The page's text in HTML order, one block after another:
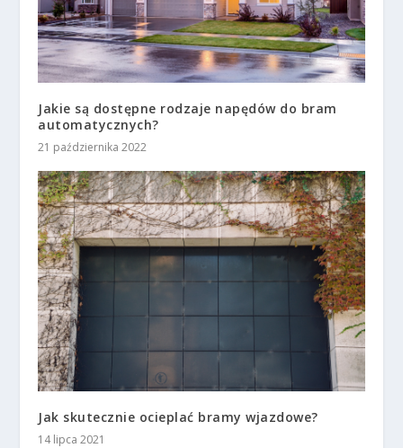
Jakie są dostępne rodzaje napędów do bram
automatycznych?
21 października 2022
Jak skutecznie ocieplać bramy wjazdowe?
14 lipca 2021